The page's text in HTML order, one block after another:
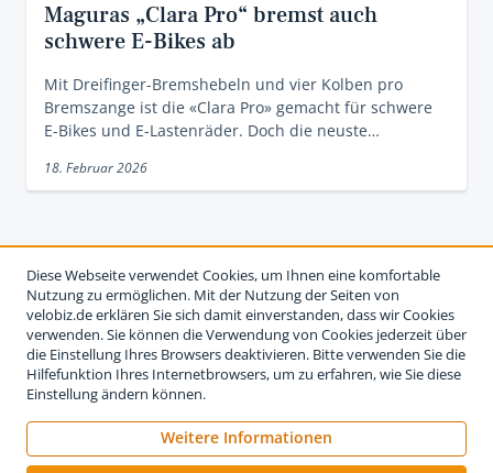
Maguras „Clara Pro“ bremst auch
schwere E-Bikes ab
Mit Dreifinger-Bremshebeln und vier Kolben pro
Bremszange ist die «Clara Pro» gemacht für schwere
E-Bikes und E-Lastenräder. Doch die neuste…
18. Februar 2026
Diese Webseite verwendet Cookies, um Ihnen eine komfortable
Nutzung zu ermöglichen. Mit der Nutzung der Seiten von
velobiz.de erklären Sie sich damit einverstanden, dass wir Cookies
verwenden. Sie können die Verwendung von Cookies jederzeit über
die Einstellung Ihres Browsers deaktivieren. Bitte verwenden Sie die
Hilfefunktion Ihres Internetbrowsers, um zu erfahren, wie Sie diese
Einstellung ändern können.
Weitere Informationen
Impressum Nutzungsbedingungen Datenschutzerklärung